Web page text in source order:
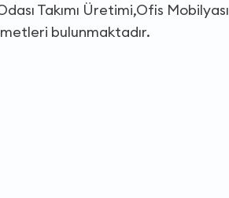
Takımı Üretimi,Ofis
bulunmaktadır.